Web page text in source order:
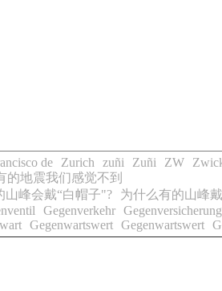
de Zurich zuñi Zuñi ZW
的地震我们感觉不到
山峰会戴“白帽子"?
为什么有的山峰
Gegenverkehr Gegenversicherung
Gegenwartswert Gegenwartswert